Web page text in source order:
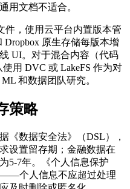
文档不适合。
件，使用云平台内置版本管
Dropbox 原生存储每版本增
UI。对于混合内容（代码
用 DVC 或 LakeFS 作为对
和数据团队研究。
策略
《数据安全法》（DSL），
设置留存期；金融数据在
5-7年。《个人信息保护
——个人信息不应超过处理